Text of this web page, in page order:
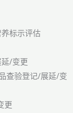
标示评估
/变更
查验登记/展延/变
更